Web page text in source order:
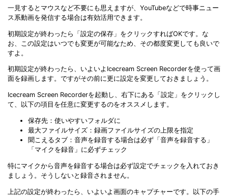
一見するとマウスなど不要にも思えますが、YouTubeなどで時事ニュー
ス系動画を発信する場合は有効活用できます。
初期設定が終わったら「設定の保存」をクリックすればOKです。な
お、この設定はいつでも変更が可能なため、その都度変更しても良いで
すよ。
初期設定が終わったら、いよいよIcecream Screen Recorderを使って画
面を録画します。ですがその前に更に設定を変更しておきましょう。
Icecream Screen Recorderを起動し、右下にある「設定」をクリックし
て、以下の項目を任意に変更するのをオススメします。
保存先：使いやすいフォルダに
最大ファイルサイズ：録画ファイルサイズの上限を指定
聞こえるタブ：音声を録音する場合は必ず「音声を録音する」
「マイクを録音」に必ずチェック
特にマイクから音声を録音する場合は必ず設定でチェックを入れておき
ましょう。そうしないと録音されません。
上記の設定が終わったら、いよいよ画面のキャプチャーです。以下の手